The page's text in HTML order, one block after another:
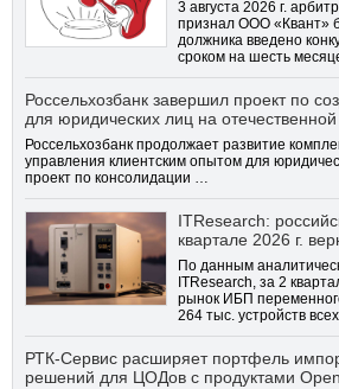
3 августа 2026 г.
признал ООО «Квант»
должника введено
сроком на шесть
Россельхозбанк завершил проект по
для юридических лиц на
Россельхозбанк продолжает развитие
управления клиентским опытом для
проект по консолидации …
ITResearch:
квартале 2026 г.
По данным
ITResearch, за 2
рынок ИБП
264 тыс. устройств
РТК-Сервис расширяет портфель
решений для ЦОДов с продуктами